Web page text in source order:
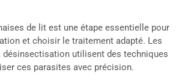
de lit est une étape essentielle pour
et choisir le traitement adapté. Les
désinsectisation utilisent des techniques
ces parasites avec précision.